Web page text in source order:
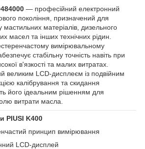
— професійний електронний
покоління, призначений для
мастильних матеріалів, дизельного
масел та інших технічних рідин.
вимірювальному
стабільну точність навіть при
в'язкості та малих витратах.
великим LCD-дисплеєм із подвійним
калібрування та скидання
його ідеальним рішенням для
витрати масла.
PIUSI K400
принцип вимірювання
LCD-дисплей